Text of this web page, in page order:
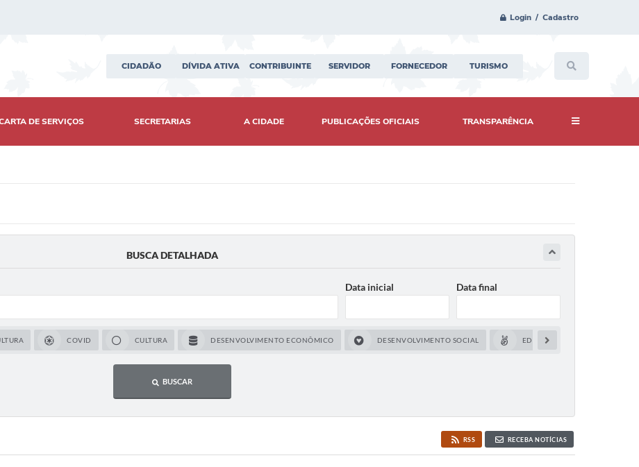
Login / Cadastro
CIDADÃO DÍVIDA ATIVA CONTRIBUINTE SERVIDOR FORNECEDOR TURISMO
DE SERVIÇOS SECRETARIAS A CIDADE PUBLICAÇÕES OFICIAIS TRANSPARÊNCIA
BUSCA DETALHADA
Data inicial Data final
COVID CULTURA DESENVOLVIMENTO ECONÔMICO DESENVOLVIMENTO SOCIAL EDUCAÇÃO
BUSCAR
RSS RECEBA NOTÍCIAS